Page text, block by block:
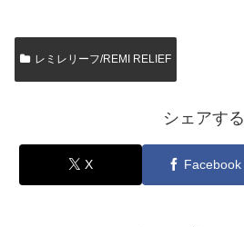
レミレリーフ/REMI RELIEF
シェアする
X Facebook